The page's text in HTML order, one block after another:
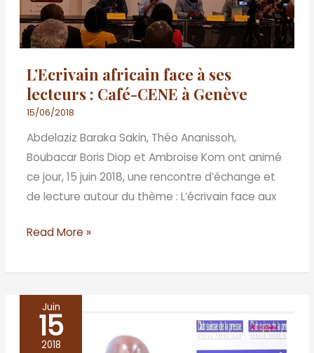
L’Ecrivain africain face à ses
lecteurs : Café-CENE à Genève
15/06/2018
Abdelaziz Baraka Sakin, Théo Ananissoh,
Boubacar Boris Diop et Ambroise Kom ont animé
ce jour, 15 juin 2018, une rencontre d’échange et
de lecture autour du thème : L’écrivain face aux
ses
lecteurs
:
Café-
CENE
à
Read More »
Juin
15
2018
Conférence
sur